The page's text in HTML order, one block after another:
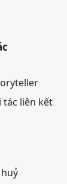
liên kết